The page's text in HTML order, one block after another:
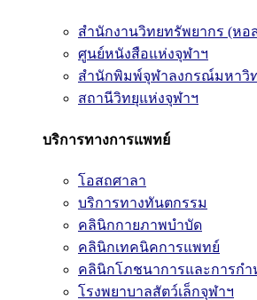
สำนักงานวิทยทรัพยากร (หอ
ศูนย์หนังสือแห่งจุฬาฯ
สำนักพิมพ์จุฬาลงกรณ์มหาวิ
สถานีวิทยุแห่งจุฬาฯ
บริการทางการแพทย์
โอสถศาลา
บริการทางทันตกรรม
คลินิกกายภาพบำบัด
คลินิกเทคนิคการแพทย์
คลินิกโภชนาการและการกำ
โรงพยาบาลสัตว์เล็กจุฬาฯ